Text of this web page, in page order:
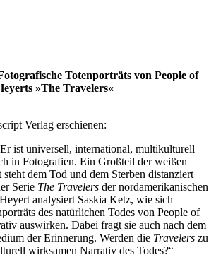
Totenporträts von People of
»The Travelers«
Verlag erschienen:
ist universell, international, multikulturell –
in Fotografien. Ein Großteil der weißen
dem Tod und dem Sterben distanziert
Serie The Travelers der nordamerikanischen
analysiert Saskia Ketz, wie sich
des natürlichen Todes von People of
auswirken. Dabei fragt sie auch nach dem
der Erinnerung. Werden die Travelers zu
wirksamen Narrativ des Todes?“